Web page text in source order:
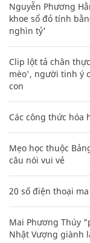
Nguyễn Phương
khoe sổ đỏ tính
nghìn tỷ'
Clip lột tả chân
mèo', người tinh ý
con
Các công thức hóa
Mẹo học thuộc
câu nói vui vẻ
20 số điện thoại
Mai Phương Thúy
Nhật Vượng giành